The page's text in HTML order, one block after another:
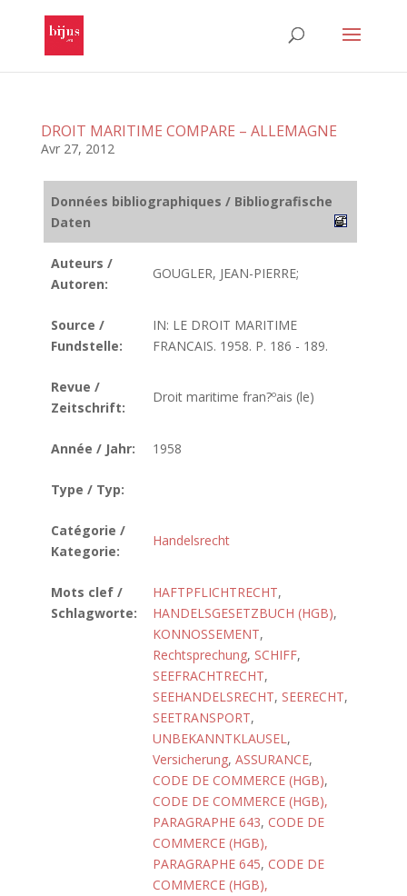
DROIT MARITIME COMPARE – ALLEMAGNE
Avr 27, 2012
Données bibliographiques / Bibliografische
Daten
Auteurs /
Autoren:
GOUGLER, JEAN-PIERRE;
Source /
Fundstelle:
IN: LE DROIT MARITIME
FRANCAIS. 1958. P. 186 - 189.
Revue /
Zeitschrift:
Droit maritime fran?ºais (le)
Année / Jahr: 1958
Type / Typ:
Catégorie /
Kategorie:
Handelsrecht
Mots clef /
Schlagworte:
HAFTPFLICHTRECHT,
HANDELSGESETZBUCH (HGB),
KONNOSSEMENT,
Rechtsprechung, SCHIFF,
SEEFRACHTRECHT,
SEEHANDELSRECHT, SEERECHT,
SEETRANSPORT,
UNBEKANNTKLAUSEL,
Versicherung, ASSURANCE,
CODE DE COMMERCE (HGB),
CODE DE COMMERCE (HGB),
PARAGRAPHE 643, CODE DE
COMMERCE (HGB),
PARAGRAPHE 645, CODE DE
COMMERCE (HGB),